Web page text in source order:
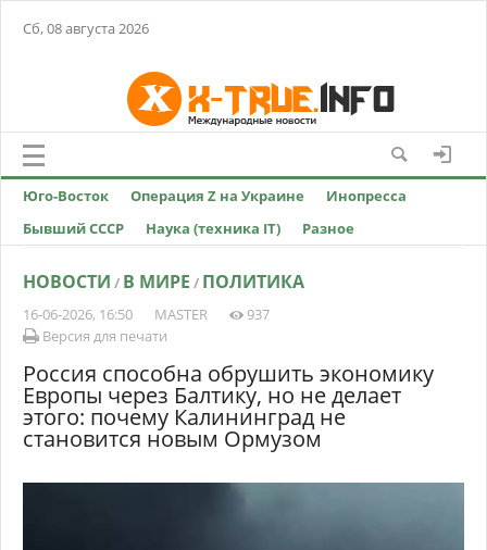
Сб, 08 августа 2026
Юго-Восток Операция Z на Украине
Инопресса
Бывший СССР
Наука (техника IT) Разное
НОВОСТИ / В МИРЕ / ПОЛИТИКА
16-06-2026, 16:50 MASTER
937
Версия для печати
Россия способна обрушить экономику
Европы через Балтику, но не делает
этого: почему Калининград не
становится новым Ормузом